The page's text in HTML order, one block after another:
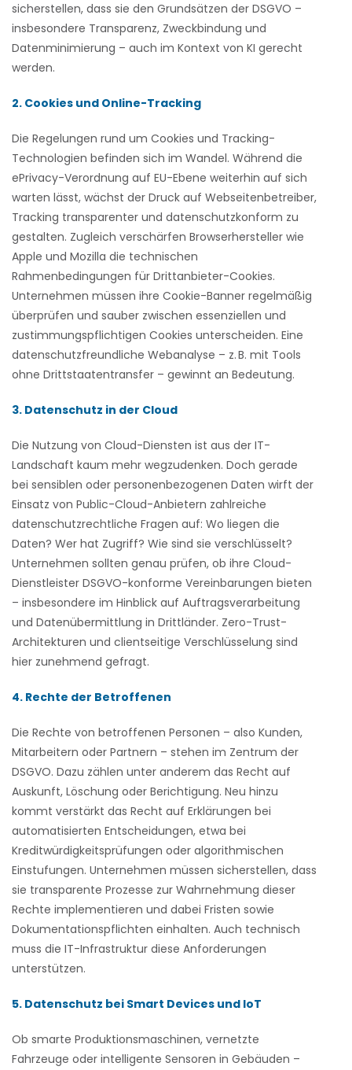
sicherstellen, dass sie den Grundsätzen der DSGVO –
insbesondere Transparenz, Zweckbindung und
Datenminimierung – auch im Kontext von KI gerecht
werden.
2. Cookies und Online-Tracking
Die Regelungen rund um Cookies und Tracking-
Technologien befinden sich im Wandel. Während die
ePrivacy-Verordnung auf EU-Ebene weiterhin auf sich
warten lässt, wächst der Druck auf Webseitenbetreiber,
Tracking transparenter und datenschutzkonform zu
gestalten. Zugleich verschärfen Browserhersteller wie
Apple und Mozilla die technischen
Rahmenbedingungen für Drittanbieter-Cookies.
Unternehmen müssen ihre Cookie-Banner regelmäßig
überprüfen und sauber zwischen essenziellen und
zustimmungspflichtigen Cookies unterscheiden. Eine
datenschutzfreundliche Webanalyse – z. B. mit Tools
ohne Drittstaatentransfer – gewinnt an Bedeutung.
3. Datenschutz in der Cloud
Die Nutzung von Cloud-Diensten ist aus der IT-
Landschaft kaum mehr wegzudenken. Doch gerade
bei sensiblen oder personenbezogenen Daten wirft der
Einsatz von Public-Cloud-Anbietern zahlreiche
datenschutzrechtliche Fragen auf: Wo liegen die
Daten? Wer hat Zugriff? Wie sind sie verschlüsselt?
Unternehmen sollten genau prüfen, ob ihre Cloud-
Dienstleister DSGVO-konforme Vereinbarungen bieten
– insbesondere im Hinblick auf Auftragsverarbeitung
und Datenübermittlung in Drittländer. Zero-Trust-
Architekturen und clientseitige Verschlüsselung sind
hier zunehmend gefragt.
4. Rechte der Betroffenen
Die Rechte von betroffenen Personen – also Kunden,
Mitarbeitern oder Partnern – stehen im Zentrum der
DSGVO. Dazu zählen unter anderem das Recht auf
Auskunft, Löschung oder Berichtigung. Neu hinzu
kommt verstärkt das Recht auf Erklärungen bei
automatisierten Entscheidungen, etwa bei
Kreditwürdigkeitsprüfungen oder algorithmischen
Einstufungen. Unternehmen müssen sicherstellen, dass
sie transparente Prozesse zur Wahrnehmung dieser
Rechte implementieren und dabei Fristen sowie
Dokumentationspflichten einhalten. Auch technisch
muss die IT-Infrastruktur diese Anforderungen
unterstützen.
5. Datenschutz bei Smart Devices und IoT
Ob smarte Produktionsmaschinen, vernetzte
Fahrzeuge oder intelligente Sensoren in Gebäuden –